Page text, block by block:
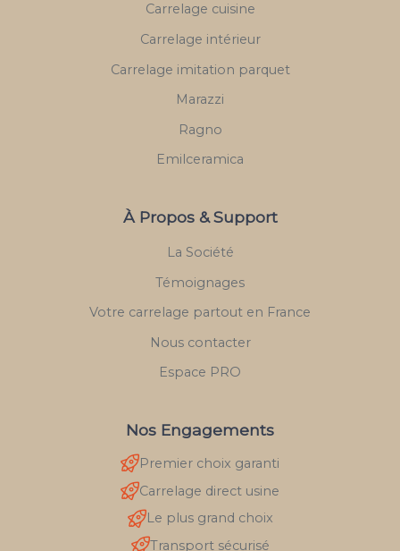
Carrelage cuisine
Carrelage intérieur
Carrelage imitation parquet
Marazzi
Ragno
Emilceramica
À Propos & Support
La Société
Témoignages
Votre carrelage partout en France
Nous contacter
Espace PRO
Nos Engagements
Premier choix garanti
Carrelage direct usine
Le plus grand choix
Transport sécurisé